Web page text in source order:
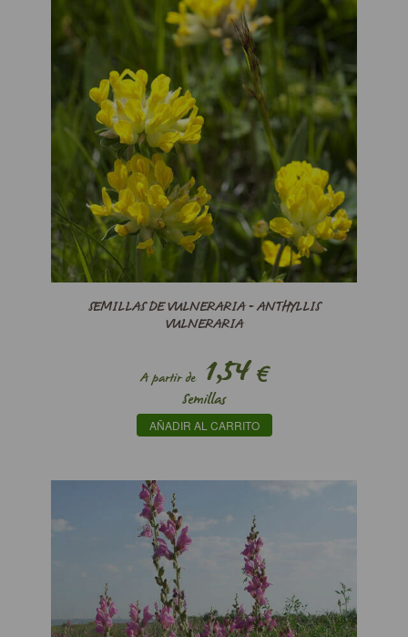
SEMILLAS DE VULNERARIA - ANTHYLLIS
VULNERARIA
A partir de1,54€
Semillas
AÑADIR AL CARRITO